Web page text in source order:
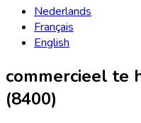
Nederlands
Français
English
commercieel te
(8400)